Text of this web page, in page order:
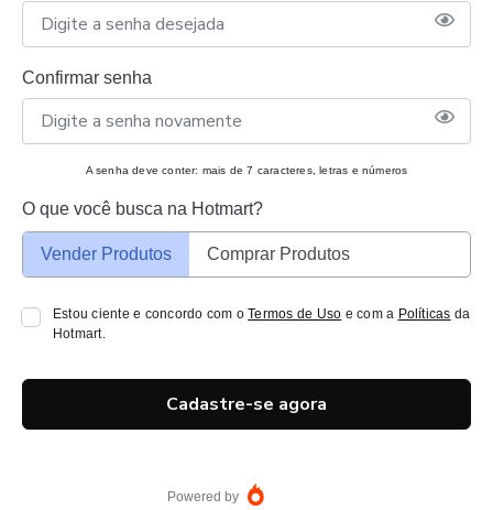
Confirmar senha
A senha deve conter: mais de 7 caracteres, letras e números
O que você busca na Hotmart?
Vender Produtos Comprar Produtos
Estou ciente e concordo com oTermos de Uso e com a Políticas da
Hotmart.
Cadastre-se agora
Powered by